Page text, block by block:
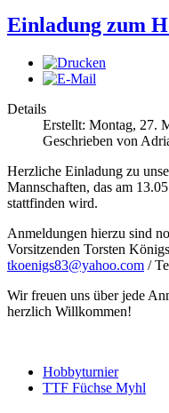
Einladung zum
Details
Erstellt: Montag, 27.
Geschrieben von
Herzliche Einladung zu
Mannschaften, das am
stattfinden wird.
Anmeldungen hierzu sind
Vorsitzenden Torsten
tkoenigs83@yahoo.com /
Wir freuen uns über jede
herzlich Willkommen!
Hobbyturnier
TTF Füchse Myhl